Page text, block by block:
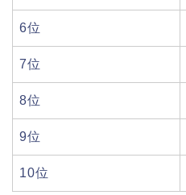
6位
7位
8位
9位
10位